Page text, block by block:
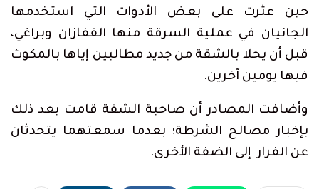
حين عثرت على بعض الأدوات التي استخدمها
الجانيان في عملية السرقة منها القفازان وبراغي،
قبل أن يحلا بالشقة من جديد مطالبين إياها بالمكوث
فيها يومين آخرين.
وأضافت المصادر أن صاحبة الشقة قامت بعد ذلك
بإخبار مصالح الشرطة؛ بعدما سمعتهما يتحدثان
عن الفرار إلى الضفة الأخرى.